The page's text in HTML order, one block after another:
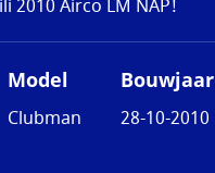
2010 Airco LM NAP!
Model
Clubman
Bouwjaar
28-10-2010